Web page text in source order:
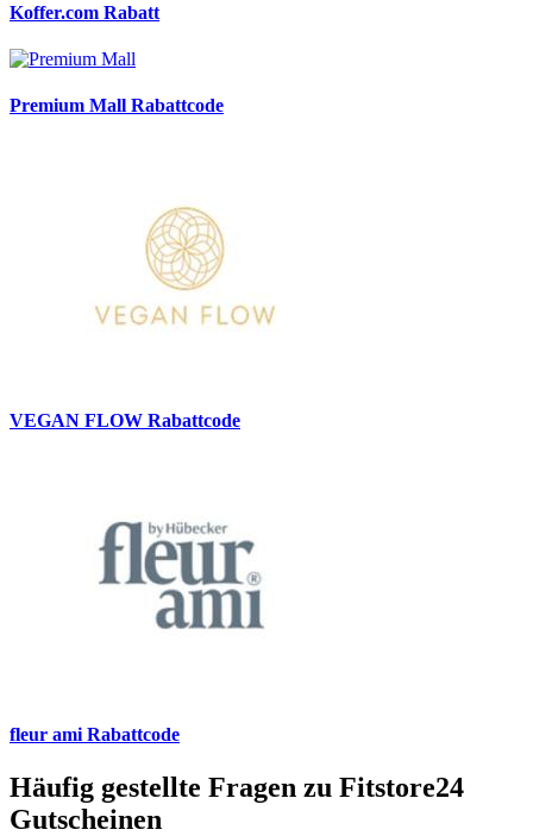
Koffer.com Rabatt
Premium Mall Rabattcode
VEGAN FLOW Rabattcode
fleur ami Rabattcode
Häufig gestellte Fragen zu Fitstore24
Gutscheinen